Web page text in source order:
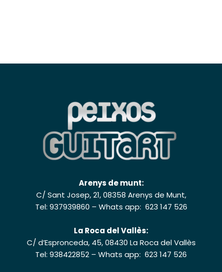
Arenys de munt:
C/ Sant Josep, 21, 08358 Arenys de Munt,
Tel: 937939860 – Whats app: 623 147 526
La Roca del Vallès:
C/ d’Espronceda, 45, 08430 La Roca del Vallès
Tel: 938422852 – Whats app: 623 147 526